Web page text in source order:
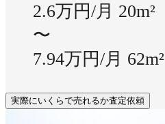
2.6万円/月 20m²
〜
7.94万円/月 62m²
実際にいくらで売れるか査定依頼